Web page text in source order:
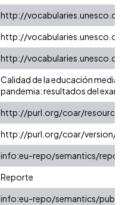
http://
http://
http://
Calidad de la educación media
pandemia: resultados del
http://purl.org/coar/
http://purl.org/coar/version/
info:eu-repo/semantics/
Reporte
info:eu-repo/semantics/